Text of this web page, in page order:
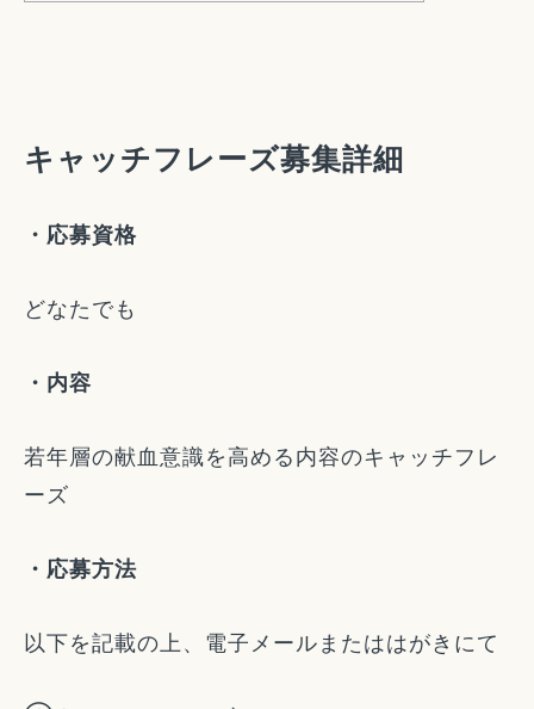
キャッチフレーズ募集詳細
・応募資格
どなたでも
・内容
若年層の献血意識を高める内容のキャッチフレ
ーズ
・応募方法
以下を記載の上、電子メールまたははがきにて